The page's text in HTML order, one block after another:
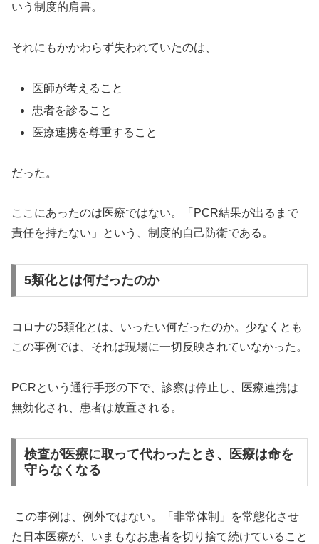
いう制度的肩書。
それにもかかわらず失われていたのは、
医師が考えること
患者を診ること
医療連携を尊重すること
だった。
ここにあったのは医療ではない。「PCR結果が出るまで
責任を持たない」という、制度的自己防衛である。
5類化とは何だったのか
コロナの5類化とは、いったい何だったのか。少なくとも
この事例では、それは現場に一切反映されていなかった。
PCRという通行手形の下で、診察は停止し、医療連携は
無効化され、患者は放置される。
検査が医療に取って代わったとき、医療は命を
守らなくなる
この事例は、例外ではない。「非常体制」を常態化させ
た日本医療が、いまもなお患者を切り捨て続けていること